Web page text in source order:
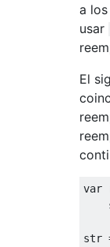
a
usar
El
var
str